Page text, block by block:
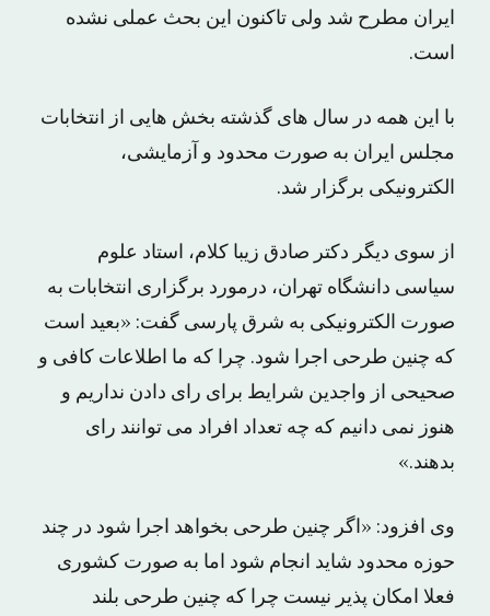
ایران مطرح شد ولی تاکنون این بحث عملی نشده
است.
با این همه در سال های گذشته بخش هایی از انتخابات
مجلس ایران به صورت محدود و آزمایشی،
الکترونیکی برگزار شد.
از سوی دیگر دکتر صادق زیبا کلام، استاد علوم
سیاسی دانشگاه تهران، درمورد برگزاری انتخابات به
صورت الکترونیکی به شرق پارسی گفت: «بعید است
که چنین طرحی اجرا شود. چرا که ما اطلاعات کافی و
صحیحی از واجدین شرایط برای رای دادن نداریم و
هنوز نمی دانیم که چه تعداد افراد می توانند رای
بدهند.»
وی افزود: «اگر چنین طرحی بخواهد اجرا شود در چند
حوزه محدود شاید انجام شود اما به صورت کشوری
فعلا امکان پذیر نیست چرا که چنین طرحی بلند